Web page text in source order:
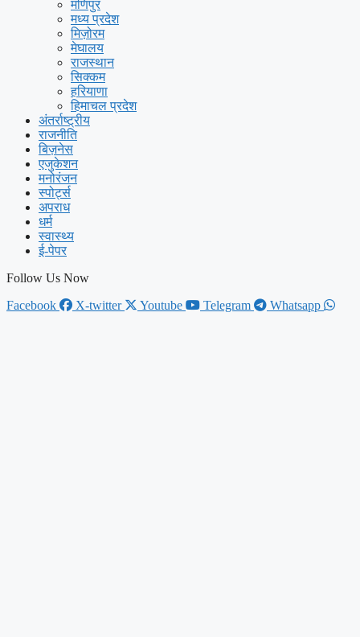
मणिपुर
मध्य प्रदेश
मिज़ोरम
मेघालय
राजस्थान
सिक्कम
हरियाणा
हिमाचल प्रदेश
अंतर्राष्ट्रीय
राजनीति
बिज़नेस
एजुकेशन
मनोरंजन
स्पोर्ट्स
अपराध
धर्म
स्वास्थ्य
ई-पेपर
Follow Us Now
Facebook
X-twitter Youtube Telegram Whatsapp